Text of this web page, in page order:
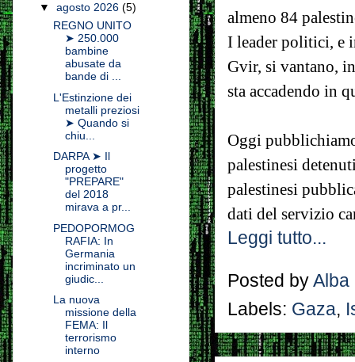
almeno 84
I leader politici, e
Gvir, si vantano,
sta accadendo in
Oggi
palestinesi
palestinesi
dati del servizio
Leggi tutto...
Posted by Alba
Labels: Gaza,
▼ agosto 2026 (5)
REGNO UNITO
➤ 250.000
bambine
abusate da
bande di ...
L'Estinzione dei
metalli preziosi
➤ Quando si
chiu...
DARPA ➤ Il
progetto
"PREPARE"
del 2018
mirava a pr...
PEDOPORMOG
RAFIA: In
Germania
incriminato un
giudic...
La nuova
missione della
FEMA: Il
terrorismo
interno